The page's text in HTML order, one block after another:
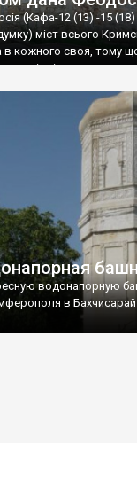
(Кафа-12 (13) -15 (18)
міст всього
в кожного своя, тому
відвідати це
водонапорную
в Бахчисарай.